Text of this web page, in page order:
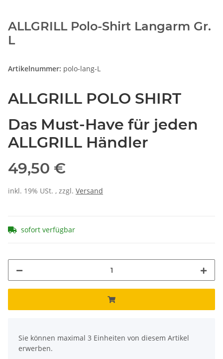
ALLGRILL Polo-Shirt Langarm Gr.
L
Artikelnummer: polo-lang-L
ALLGRILL POLO SHIRT
Das Must-Have für jeden
ALLGRILL Händler
49,50 €
inkl. 19% USt. , zzgl. Versand
sofort verfügbar
Sie können maximal 3 Einheiten von diesem Artikel
erwerben.